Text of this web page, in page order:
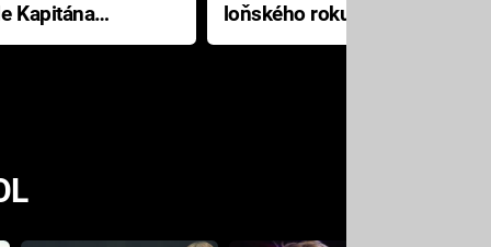
Kapitána
loňského roku: Disney na
jediné katastrofě prodělal 200